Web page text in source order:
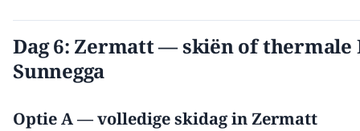
Dag 6: Zermatt — skiën of thermale
Sunnegga
Optie A — volledige skidag in Zermatt